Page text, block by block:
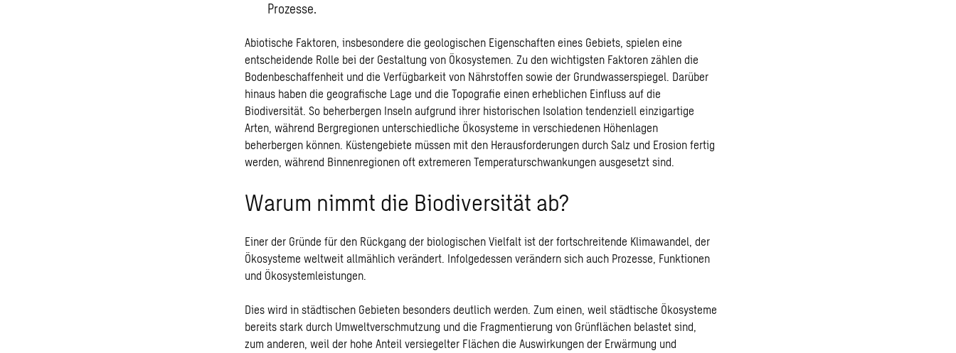
Prozesse.
Abiotische Faktoren, insbesondere die geologischen Eigenschaften eines Gebiets, spielen eine
entscheidende Rolle bei der Gestaltung von Ökosystemen. Zu den wichtigsten Faktoren zählen die
Bodenbeschaffenheit und die Verfügbarkeit von Nährstoffen sowie der Grundwasserspiegel. Darüber
hinaus haben die geografische Lage und die Topografie einen erheblichen Einfluss auf die
Biodiversität. So beherbergen Inseln aufgrund ihrer historischen Isolation tendenziell einzigartige
Arten, während Bergregionen unterschiedliche Ökosysteme in verschiedenen Höhenlagen
beherbergen können. Küstengebiete müssen mit den Herausforderungen durch Salz und Erosion fertig
werden, während Binnenregionen oft extremeren Temperaturschwankungen ausgesetzt sind.
Warum nimmt die Biodiversität ab?
Einer der Gründe für den Rückgang der biologischen Vielfalt ist der fortschreitende Klimawandel, der
Ökosysteme weltweit allmählich verändert. Infolgedessen verändern sich auch Prozesse, Funktionen
und Ökosystemleistungen.
Dies wird in städtischen Gebieten besonders deutlich werden. Zum einen, weil städtische Ökosysteme
bereits stark durch Umweltverschmutzung und die Fragmentierung von Grünflächen belastet sind,
zum anderen, weil der hohe Anteil versiegelter Flächen die Auswirkungen der Erwärmung und